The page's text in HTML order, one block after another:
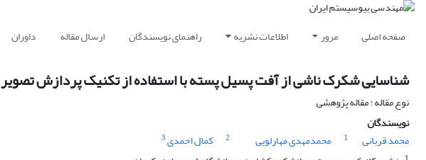
صفحه اصلی مرور اطلاعات نشریه راهنمای نویسندگان ارسال مقاله داوران
شناسایی شکرک‌ ناشی از آفت پسیل پسته با استفاده از تکنیک پردازش تصویر
نوع مقاله : مقاله پژوهشی
نویسندگان
محمد قربانی
1 محمدمهدی مهارلویی 2 کمال احمدی3